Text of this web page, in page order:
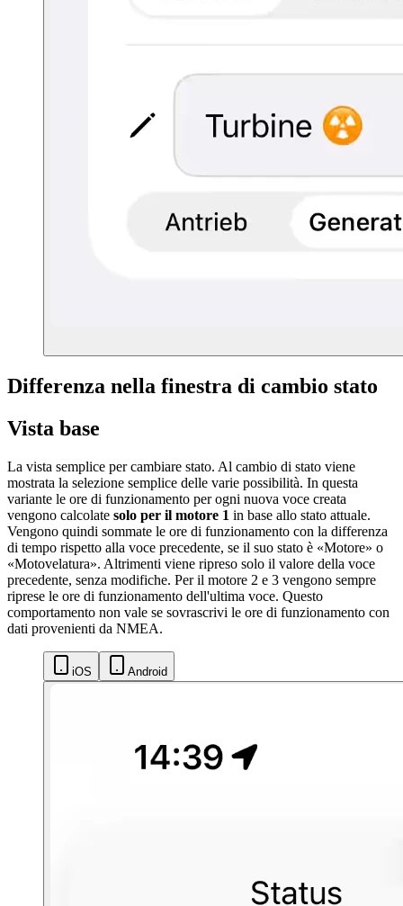
Differenza nella finestra di cambio stato
Vista base
La vista semplice per cambiare stato. Al cambio di stato viene
mostrata la selezione semplice delle varie possibilità. In questa
variante le ore di funzionamento per ogni nuova voce creata
vengono calcolate solo per il motore 1 in base allo stato attuale.
Vengono quindi sommate le ore di funzionamento con la differenza
di tempo rispetto alla voce precedente, se il suo stato è «Motore» o
«Motovelatura». Altrimenti viene ripreso solo il valore della voce
precedente, senza modifiche. Per il motore 2 e 3 vengono sempre
riprese le ore di funzionamento dell'ultima voce. Questo
comportamento non vale se sovrascrivi le ore di funzionamento con
dati provenienti da NMEA.
iOS Android